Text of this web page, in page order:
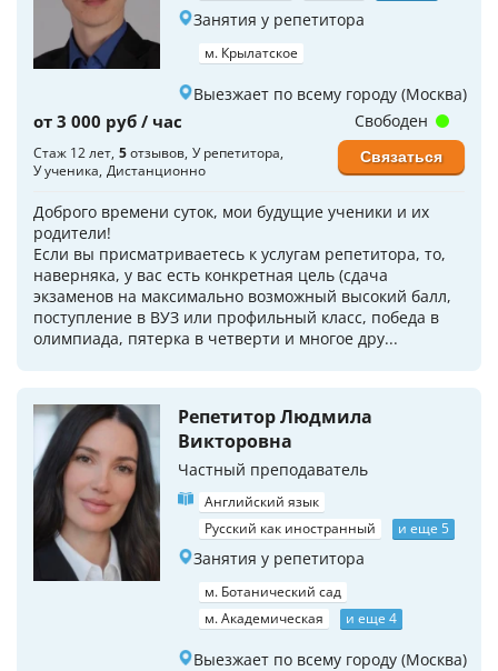
Занятия у репетитора
м. Крылатское
Выезжает по всему городу (Москва)
от 3 000 руб / час
Стаж 12 лет 5отзывов У репетитора
У ученика Дистанционно
Доброго времени суток, мои будущие ученики и их
родители!
Если вы присматриваетесь к услугам репетитора, то,
наверняка, у вас есть конкретная цель (сдача
экзаменов на максимально возможный высокий балл,
поступление в ВУЗ или профильный класс, победа в
олимпиада, пятерка в четверти и многое дру...
Свободен
Связаться
Репетитор Людмила
Викторовна
Частный преподаватель
Английский язык
Русский как иностранный
и еще 5
Занятия у репетитора
м. Ботанический сад
м. Академическая
и еще 4
Выезжает по всему городу (Москва)